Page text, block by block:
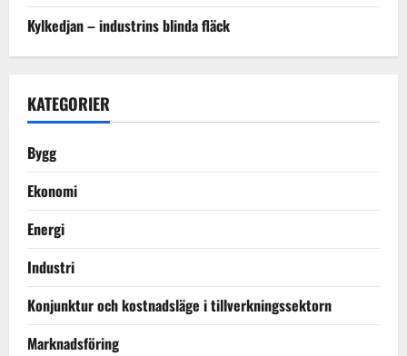
Kylkedjan – industrins blinda fläck
KATEGORIER
Bygg
Ekonomi
Energi
Industri
Konjunktur och kostnadsläge i tillverkningssektorn
Marknadsföring